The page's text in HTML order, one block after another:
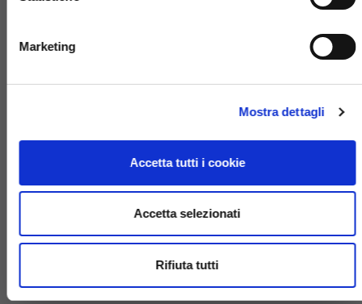
Marketing
Mostra dettagli
Accetta tutti i cookie
Accetta selezionati
Rifiuta tutti
KIT CUSCINETTI RUOTE